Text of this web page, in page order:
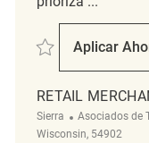
SalvarAplicar
RETAIL
Sierra Categoría
Asociados de
Wisconsin, 54902